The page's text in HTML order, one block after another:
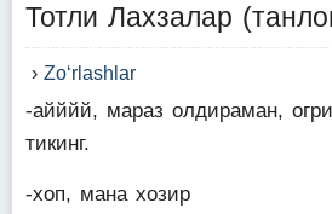
Тотли Лахзалар
Zo‘rlashlar
-айййй, мараз олдираман,
тикинг.
-хоп, мана хозир